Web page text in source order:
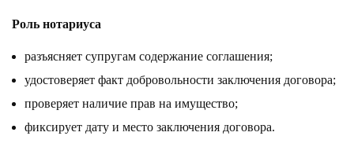
Роль нотариуса
разъясняет супругам содержание соглашения;
удостоверяет факт добровольности заключения договора;
проверяет наличие прав на имущество;
фиксирует дату и место заключения договора.